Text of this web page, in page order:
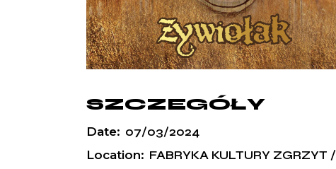
SZCZEGÓŁY
Date: 07/03/2024
Location: FABRYKA KULTURY ZGRZYT /